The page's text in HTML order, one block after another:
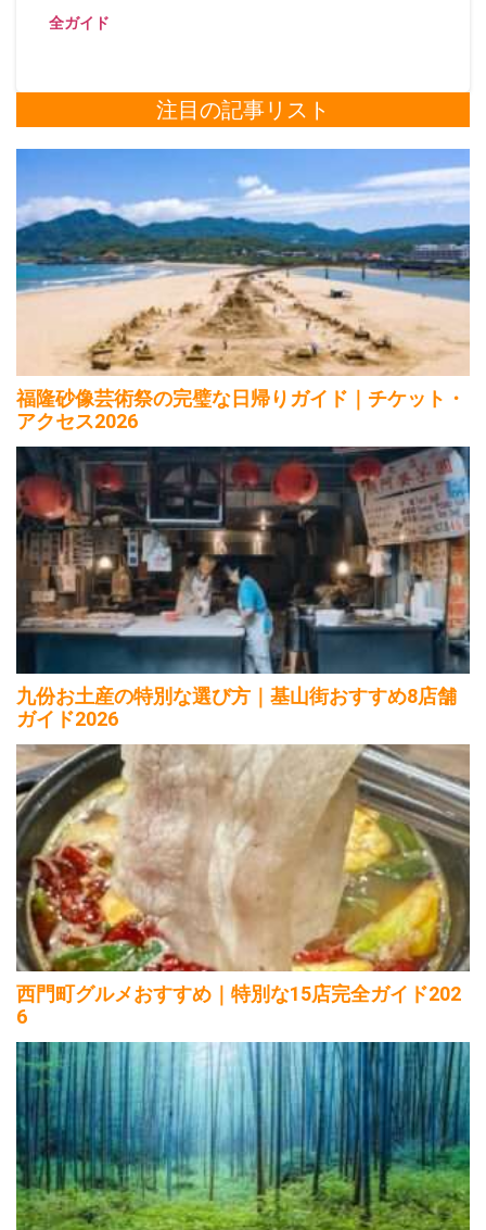
全ガイド
注目の記事リスト
福隆砂像芸術祭の完璧な日帰りガイド｜チケット・
アクセス2026
九份お土産の特別な選び方｜基山街おすすめ8店舗
ガイド2026
西門町グルメおすすめ｜特別な15店完全ガイド202
6